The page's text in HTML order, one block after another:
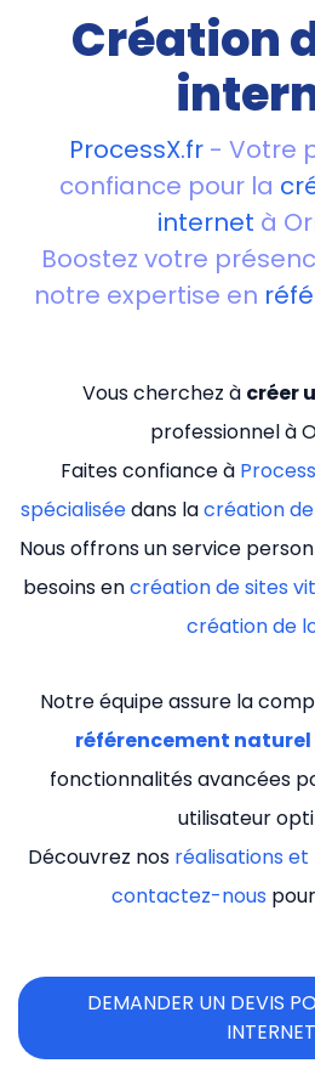
Création
ProcessX.fr - Votre
confiance pour la
internet à
Boostez votre
notre expertise en
Vous cherchez à créer
professionnel à
Faites confiance à
spécialiséedans lacréation
Nous offrons un service
besoins encréation de sites
création de
Notre équipe assure la
référencement naturel
fonctionnalités avancées
utilisateur
Découvrez nos réalisations
contactez-nous
DEMANDER UN DEVIS
INTERNET